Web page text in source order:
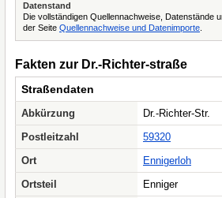
Datenstand
Die vollständigen Quellennachweise, Datenstände
der Seite Quellennachweise und Datenimporte
Fakten zur Dr.-Richter-straße
Straßendaten
Abkürzung
Dr.-Richter-Str.
Postleitzahl
59320
Ort
Ennigerloh
Ortsteil
Enniger